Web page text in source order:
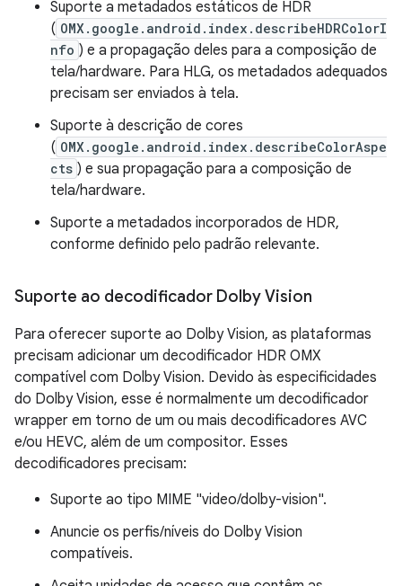
Suporte a metadados estáticos de HDR
( OMX.google.android.index.describeHDRColorI
nfo ) e a propagação deles para a composição de
tela/hardware. Para HLG, os metadados adequados
precisam ser enviados à tela.
Suporte à descrição de cores
( OMX.google.android.index.describeColorAspe
cts ) e sua propagação para a composição de
tela/hardware.
Suporte a metadados incorporados de HDR,
conforme definido pelo padrão relevante.
Suporte ao decodificador Dolby Vision
Para oferecer suporte ao Dolby Vision, as plataformas
precisam adicionar um decodificador HDR OMX
compatível com Dolby Vision. Devido às especificidades
do Dolby Vision, esse é normalmente um decodificador
wrapper em torno de um ou mais decodificadores AVC
e/ou HEVC, além de um compositor. Esses
decodificadores precisam:
Suporte ao tipo MIME "video/dolby-vision".
Anuncie os perfis/níveis do Dolby Vision
compatíveis.